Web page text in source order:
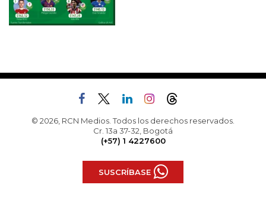
© 2026, RCN Medios. Todos los derechos reservados.
Cr. 13a 37-32, Bogotá
(+57) 1 4227600
SUSCRÍBASE